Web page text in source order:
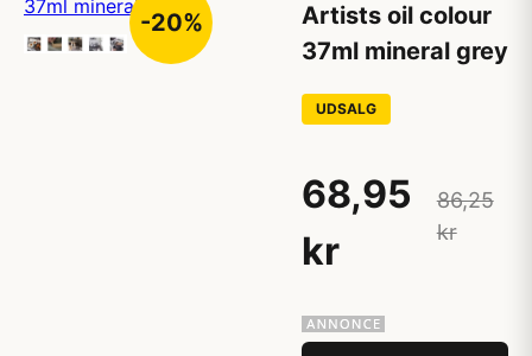
-20%
Artists oil colour
37ml mineral grey
UDSALG
68,95
kr
86,25
kr